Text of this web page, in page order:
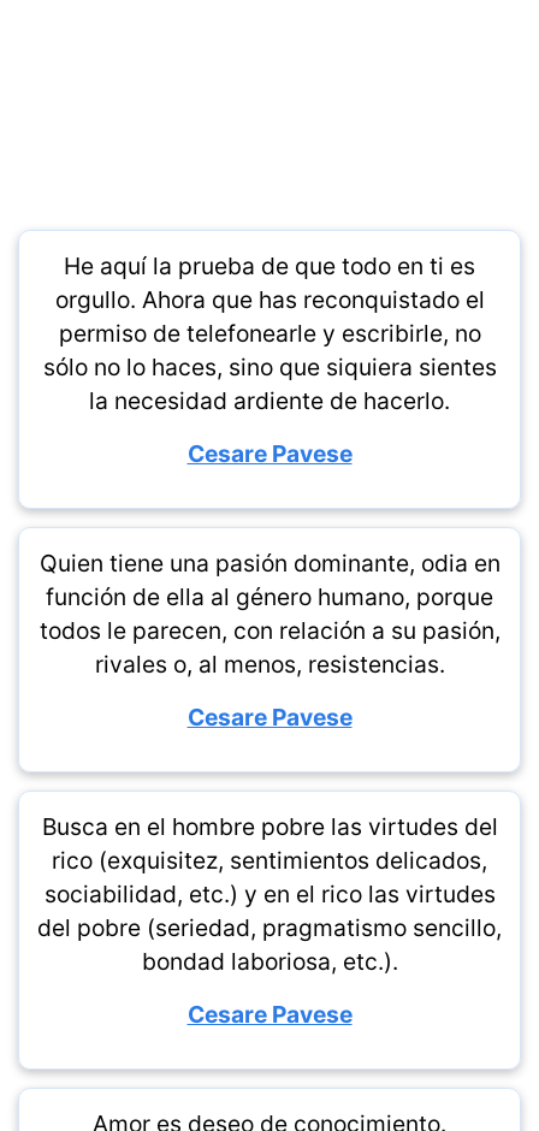
He aquí la prueba de que todo en ti es
orgullo. Ahora que has reconquistado el
permiso de telefonearle y escribirle, no
sólo no lo haces, sino que siquiera sientes
la necesidad ardiente de hacerlo.
Cesare Pavese
Quien tiene una pasión dominante, odia en
función de ella al género humano, porque
todos le parecen, con relación a su pasión,
rivales o, al menos, resistencias.
Cesare Pavese
Busca en el hombre pobre las virtudes del
rico (exquisitez, sentimientos delicados,
sociabilidad, etc.) y en el rico las virtudes
del pobre (seriedad, pragmatismo sencillo,
bondad laboriosa, etc.).
Cesare Pavese
Amor es deseo de conocimiento.